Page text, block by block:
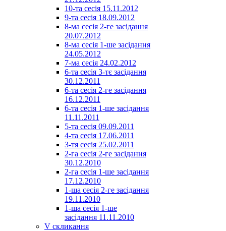
10-та сесія 15.11.2012
9-та сесія 18.09.2012
8-ма сесія 2-ге засідання
20.07.2012
8-ма сесія 1-ше засідання
24.05.2012
7-ма сесія 24.02.2012
6-та сесія 3-тє засідання
30.12.2011
6-та сесія 2-ге засідання
16.12.2011
6-та сесія 1-ше засідання
11.11.2011
5-та сесія 09.09.2011
4-та сесія 17.06.2011
3-тя сесія 25.02.2011
2-га сесія 2-ге засідання
30.12.2010
2-га сесія 1-ше засідання
17.12.2010
1-ша сесія 2-ге засідання
19.11.2010
1-ша сесія 1-ше
засідання 11.11.2010
V скликання